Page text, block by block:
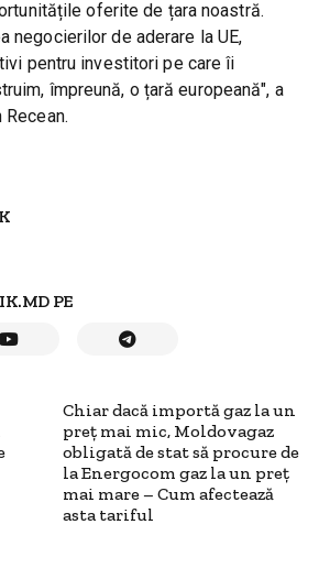
oferite de țara noastră.
negocierilor de aderare la UE,
pentru investitori pe care îi
împreună, o țară europeană", a
PE
Chiar dacă importă gaz la un
preț mai mic, Moldovagaz
obligată de stat să procure de
la Energocom gaz la un preț
mai mare – Cum afectează
asta tariful